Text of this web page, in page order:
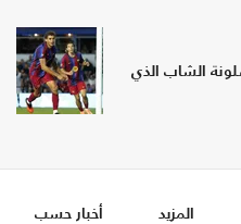
الشاب الذي
المزيد
أخبار حسب